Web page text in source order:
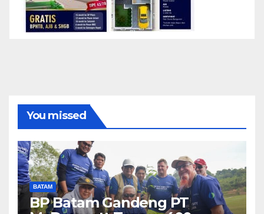
You missed
BATAM
BP Batam Gandeng PT